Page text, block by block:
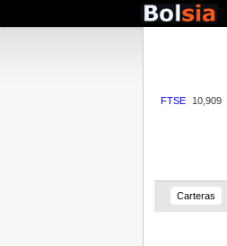
FTSE 10,909
Carteras